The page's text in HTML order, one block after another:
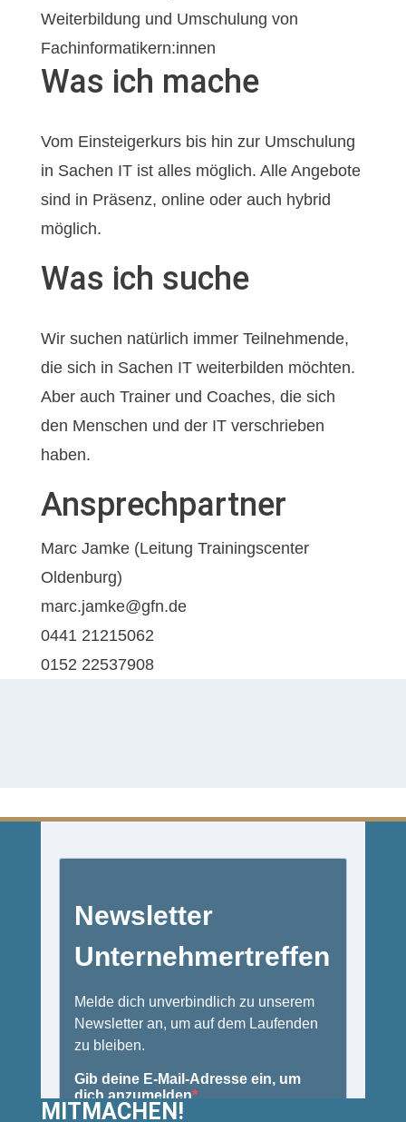
Weiterbildung und Umschulung von
Fachinformatikern:innen
Was ich mache
Vom Einsteigerkurs bis hin zur Umschulung
in Sachen IT ist alles möglich. Alle Angebote
sind in Präsenz, online oder auch hybrid
möglich.
Was ich suche
Wir suchen natürlich immer Teilnehmende,
die sich in Sachen IT weiterbilden möchten.
Aber auch Trainer und Coaches, die sich
den Menschen und der IT verschrieben
haben.
Ansprechpartner
Marc Jamke (Leitung Trainingscenter
Oldenburg)
marc.jamke@gfn.de
0441 21215062
0152 22537908
MITMACHEN!